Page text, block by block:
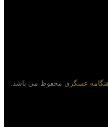
عسگری محفوظ می باشد.